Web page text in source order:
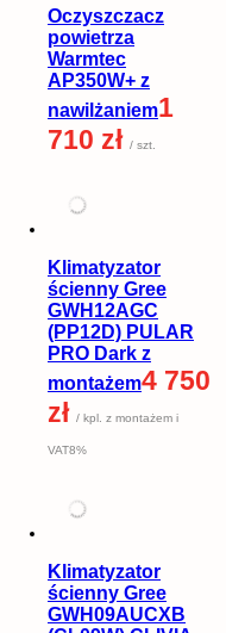
Oczyszczacz
powietrza
Warmtec
AP350W+ z
nawilżaniem1
710 zł / szt.
Klimatyzator
ścienny Gree
GWH12AGC
(PP12D) PULAR
PRO Dark z
montażem4 750
zł / kpl. z montażem i
VAT8%
Klimatyzator
ścienny Gree
GWH09AUCXB